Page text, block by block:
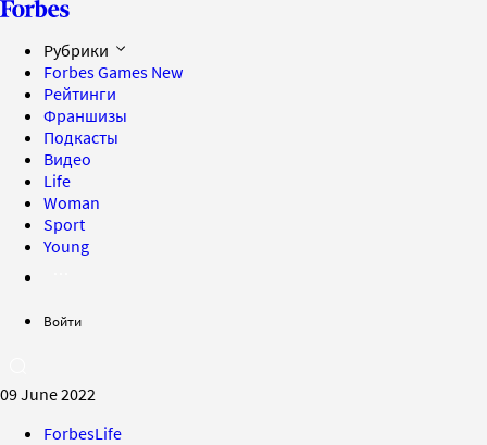
Рубрики
Forbes Games New
Рейтинги
Франшизы
Подкасты
Видео
Life
Woman
Sport
Young
Войти
09 June 2022
ForbesLife